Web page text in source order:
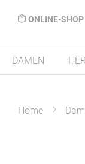
ONLINE-SHOP
DAMEN
Home